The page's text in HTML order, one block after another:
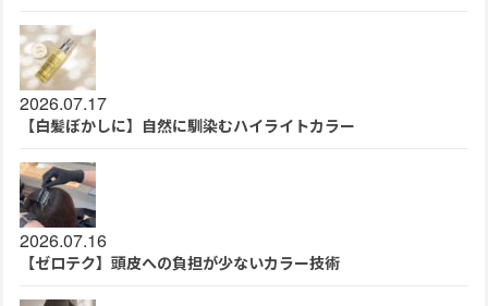
2026.07.17
【白髪ぼかしに】自然に馴染むハイライトカラー
2026.07.16
【ゼロテク】頭皮への負担が少ないカラー技術